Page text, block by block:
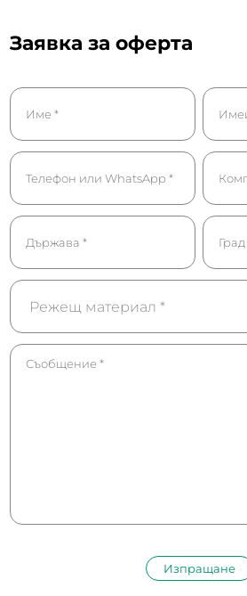
Заявка за оферта
Изпращане